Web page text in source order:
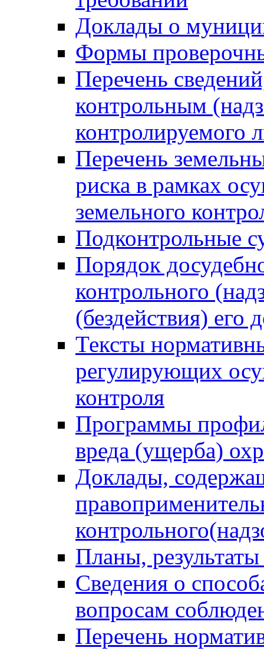
Доклады о
Формы
Перечень
контрольным
контролируемого
Перечень
риска в рамках
земельного
Подконтрольные
Порядок
контрольного
(бездействия)
Тексты
регулирующих
контроля
Программы
вреда (ущерба)
Доклады,
Планы,
Сведения о
вопросам
Перечень